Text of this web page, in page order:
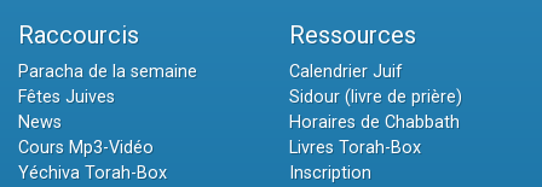
Raccourcis
Paracha de la semaine
Fêtes Juives
News
Cours Mp3-Vidéo
Yéchiva Torah-Box
Ressources
Calendrier Juif
Sidour (livre de prière)
Horaires de Chabbath
Livres Torah-Box
Inscription